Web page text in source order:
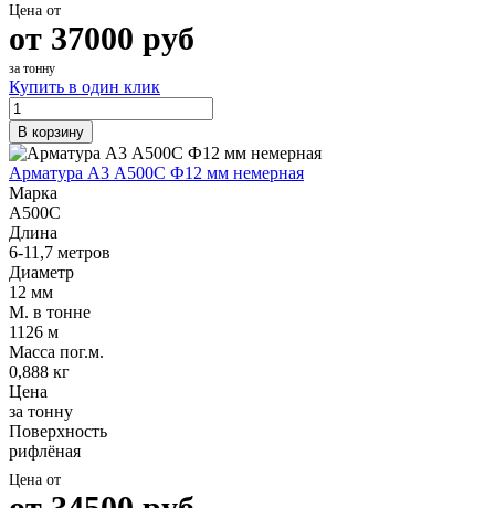
Цена от
от 37000 руб
за тонну
Купить в один клик
В корзину
Арматура А3 А500С Ф12 мм немерная
Марка
А500С
Длина
6-11,7 метров
Диаметр
12 мм
М. в тонне
1126 м
Масса пог.м.
0,888 кг
Цена
за тонну
Поверхность
рифлёная
Цена от